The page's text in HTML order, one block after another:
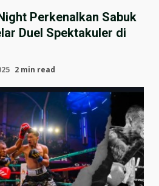
Perkenalkan Sabuk
Duel Spektakuler di
2 min read